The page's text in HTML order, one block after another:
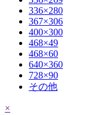
336×280
367×306
400×300
468×49
468×60
640×360
728×90
その他
×